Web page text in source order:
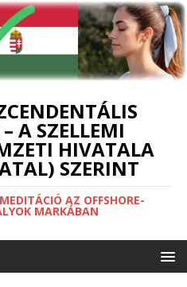
A SZELLEMI
HIVATALA
SZERINT
AZ OFFSHORE-
MARKÁBAN